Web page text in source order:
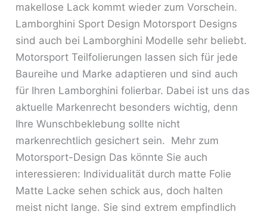
makellose Lack kommt wieder zum Vorschein.
Lamborghini Sport Design Motorsport Designs
sind auch bei Lamborghini Modelle sehr beliebt.
Motorsport Teilfolierungen lassen sich für jede
Baureihe und Marke adaptieren und sind auch
für Ihren Lamborghini folierbar. Dabei ist uns das
aktuelle Markenrecht besonders wichtig, denn
Ihre Wunschbeklebung sollte nicht
markenrechtlich gesichert sein. Mehr zum
Motorsport-Design Das könnte Sie auch
interessieren: Individualität durch matte Folie
Matte Lacke sehen schick aus, doch halten
meist nicht lange. Sie sind extrem empfindlich